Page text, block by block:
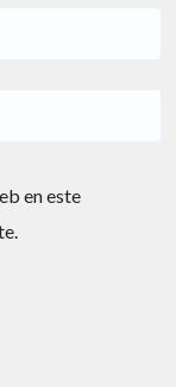
en este